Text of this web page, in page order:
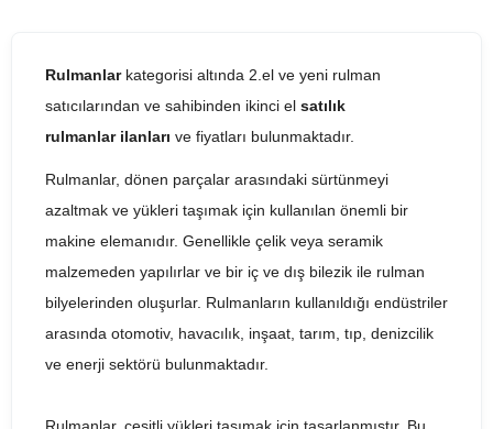
Rulmanlarkategorisi altında 2.el ve yeni rulman
satıcılarından ve sahibinden ikinci el satılık
rulmanlar ilanları ve fiyatları bulunmaktadır.
Rulmanlar, dönen parçalar arasındaki sürtünmeyi
azaltmak ve yükleri taşımak için kullanılan önemli bir
makine elemanıdır. Genellikle çelik veya seramik
malzemeden yapılırlar ve bir iç ve dış bilezik ile rulman
bilyelerinden oluşurlar. Rulmanların kullanıldığı endüstriler
arasında otomotiv, havacılık, inşaat, tarım, tıp, denizcilik
ve enerji sektörü bulunmaktadır.